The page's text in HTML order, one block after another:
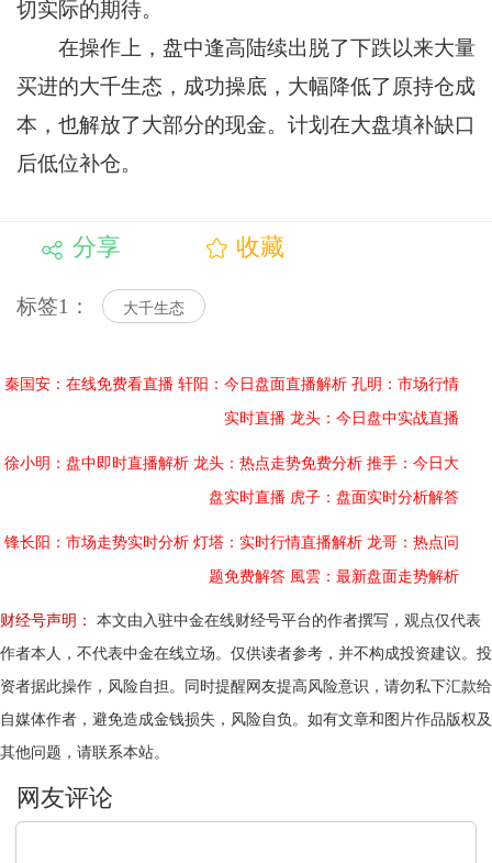
切实际的期待。
在操作上，盘中逢高陆续出脱了下跌以来大量
买进的大千生态，成功操底，大幅降低了原持仓成
本，也解放了大部分的现金。计划在大盘填补缺口
后低位补仓。
分享 收藏
标签1： 大千生态
秦国安：在线免费看直播 轩阳：今日盘面直播解析 孔明：市场行情
实时直播 龙头：今日盘中实战直播
徐小明：盘中即时直播解析 龙头：热点走势免费分析 推手：今日大
盘实时直播 虎子：盘面实时分析解答
锋长阳：市场走势实时分析 灯塔：实时行情直播解析 龙哥：热点问
题免费解答 風雲：最新盘面走势解析
财经号声明：
本文由入驻中金在线财经号平台的作者撰写，观点仅代表
作者本人，不代表中金在线立场。仅供读者参考，并不构成投资建议。投
资者据此操作，风险自担。同时提醒网友提高风险意识，请勿私下汇款给
自媒体作者，避免造成金钱损失，风险自负。如有文章和图片作品版权及
其他问题，请联系本站。